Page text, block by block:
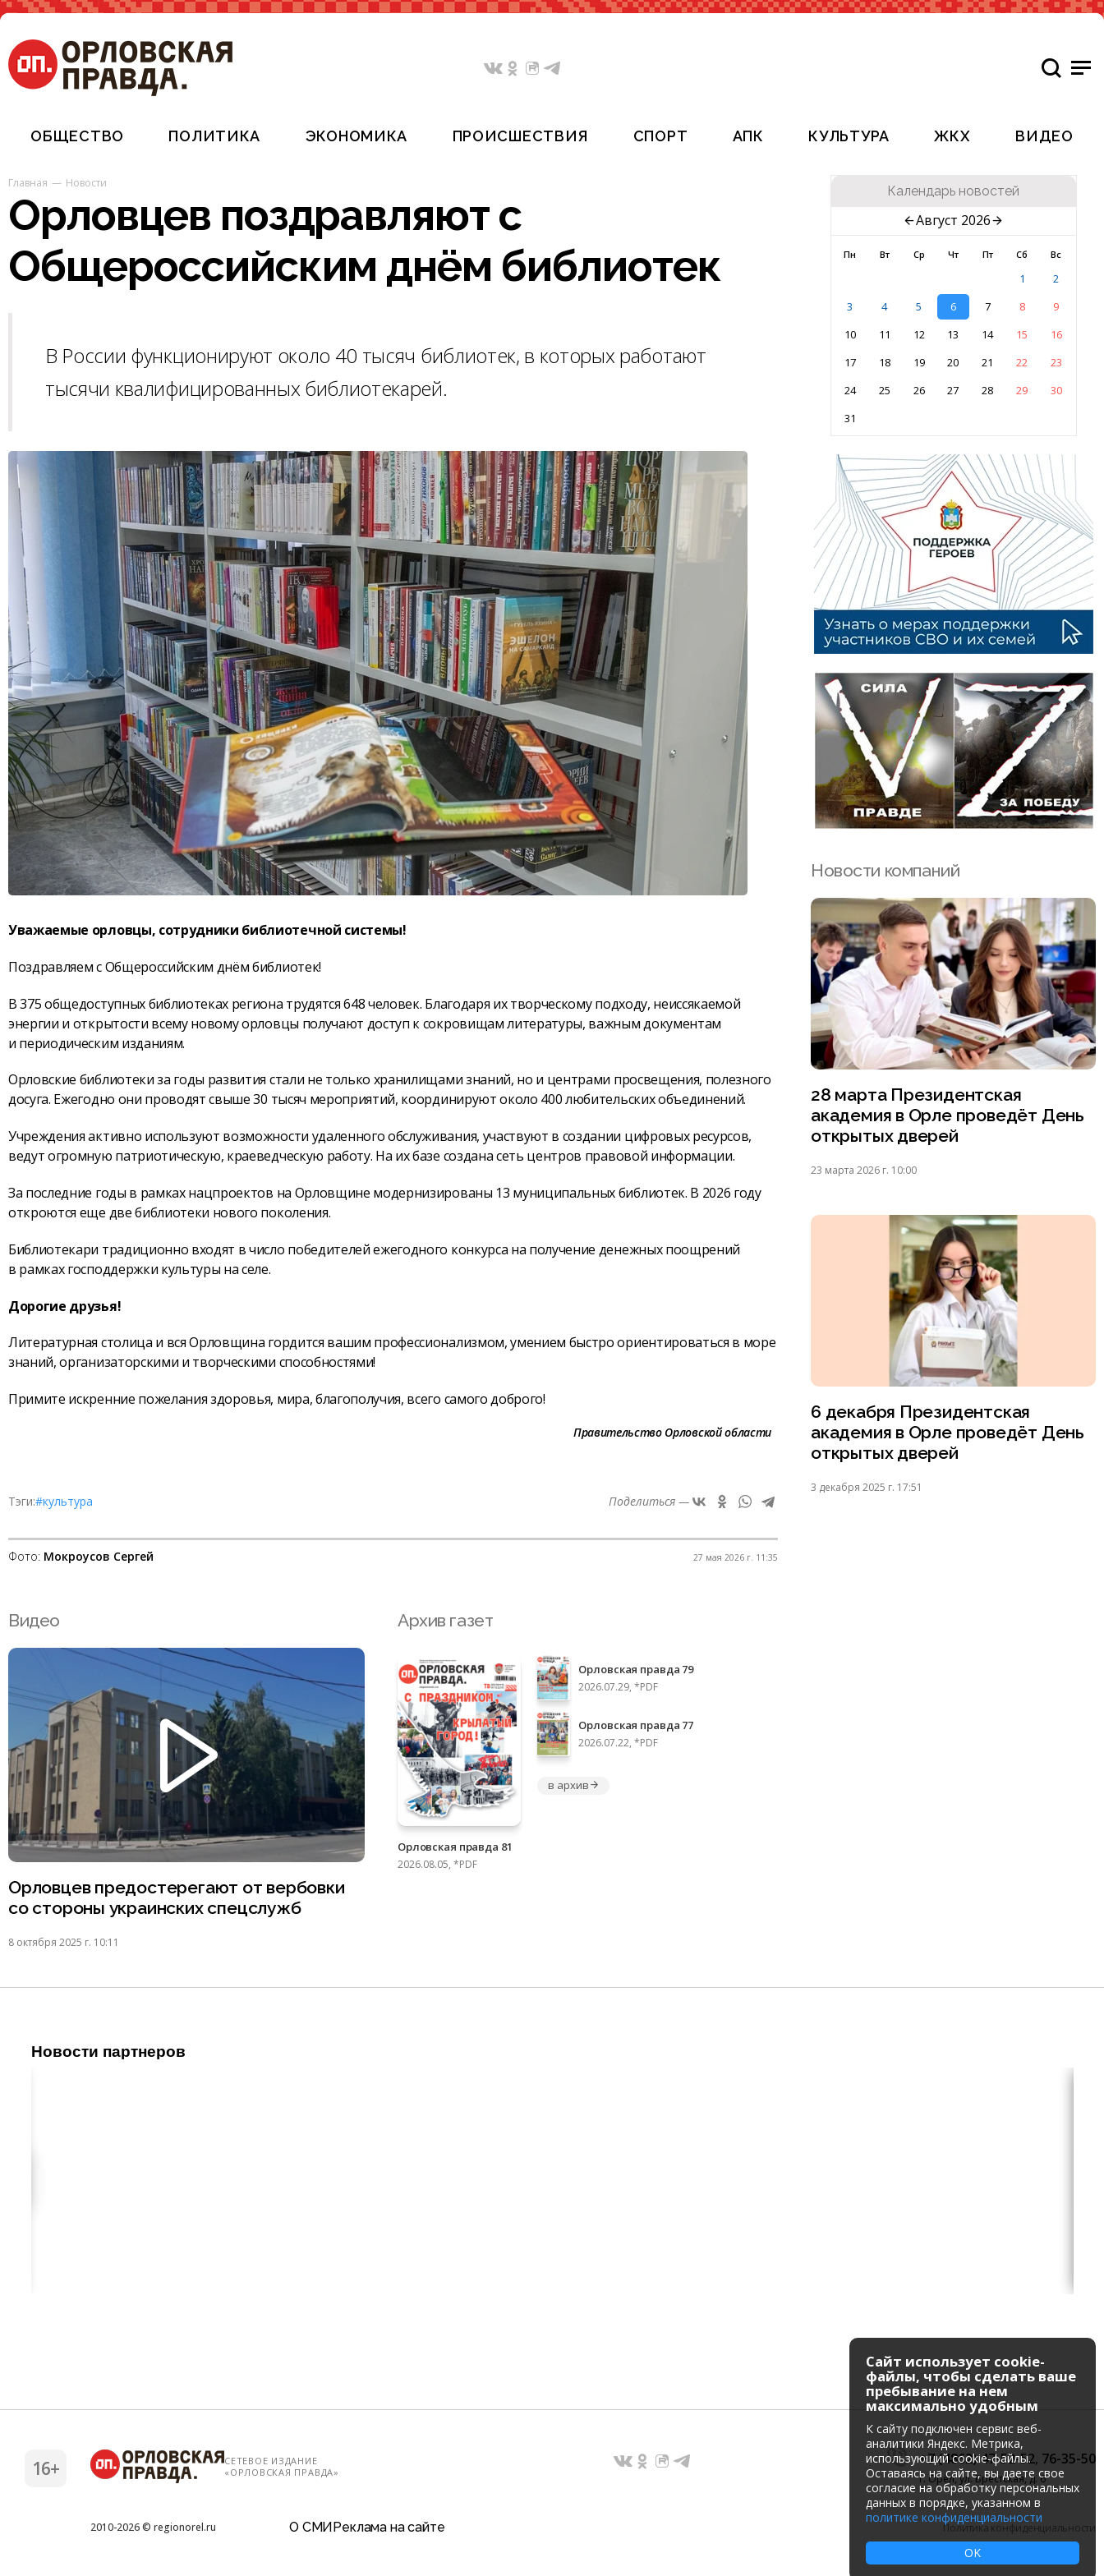
ОБЩЕСТВО ПОЛИТИКА ЭКОНОМИКА ПРОИСШЕСТВИЯ СПОРТ АПК КУЛЬТУРА ЖКХ ВИДЕО
Главная Новости
Орловцев поздравляют с
Общероссийским днём библиотек
В России функционируют около 40 тысяч библиотек, в которых работают
тысячи квалифицированных библиотекарей.
Уважаемые орловцы, сотрудники библиотечной системы!
Поздравляем с Общероссийским днём библиотек!
В 375 общедоступных библиотеках региона трудятся 648 человек. Благодаря их творческому подходу, неиссякаемой
энергии и открытости всему новому орловцы получают доступ к сокровищам литературы, важным документам
и периодическим изданиям.
Орловские библиотеки за годы развития стали не только хранилищами знаний, но и центрами просвещения, полезного
досуга. Ежегодно они проводят свыше 30 тысяч мероприятий, координируют около 400 любительских объединений.
Учреждения активно используют возможности удаленного обслуживания, участвуют в создании цифровых ресурсов,
ведут огромную патриотическую, краеведческую работу. На их базе создана сеть центров правовой информации.
За последние годы в рамках нацпроектов на Орловщине модернизированы 13 муниципальных библиотек. В 2026 году
откроются еще две библиотеки нового поколения.
Библиотекари традиционно входят в число победителей ежегодного конкурса на получение денежных поощрений
в рамках господдержки культуры на селе.
Дорогие друзья!
Литературная столица и вся Орловщина гордится вашим профессионализмом, умением быстро ориентироваться в море
знаний, организаторскими и творческими способностями!
Примите искренние пожелания здоровья, мира, благополучия, всего самого доброго!
Правительство Орловской области
Тэги:#культура Поделиться —
Фото: Мокроусов Сергей 27 мая 2026 г. 11:35
Календарь новостей
Август 2026
Пн Вт Ср Чт Пт Сб Вс
1
2
3
4 5 6 7 8
9
10
11 12 13 14 15
16
17
18 19 20 21 22
23
24
25 26 27 28 29
30
31
Новости компаний
28 марта Президентская
академия в Орле проведёт День
открытых дверей
23 марта 2026 г. 10:00
6 декабря Президентская
академия в Орле проведёт День
открытых дверей
3 декабря 2025 г. 17:51
Видео
Орловцев предостерегают от вербовки
со стороны украинских спецслужб
8 октября 2025 г. 10:11
Архив газет
Орловская правда 81
2026.08.05, *PDF
Орловская правда 79
2026.07.29, *PDF
Орловская правда 77
2026.07.22, *PDF
в архив
Новости партнеров
СЕТЕВОЕ ИЗДАНИЕ
«ОРЛОВСКАЯ ПРАВДА»
+7 (4862) 47-52-52, 76-35-50
г. Орёл, ул. Брестская, д. 6
2010-2026 © regionorel.ru О СМИРеклама на сайте Политика конфиденциальности
16+
Сайт использует cookie-
файлы, чтобы сделать ваше
пребывание на нем
максимально удобным
К cайту подключен сервис веб-
аналитики Яндекс. Метрика,
использующий cookie-файлы.
Оставаясь на сайте, вы даете свое
согласие на обработку персональных
данных в порядке, указанном в
политике конфиденциальности
OK